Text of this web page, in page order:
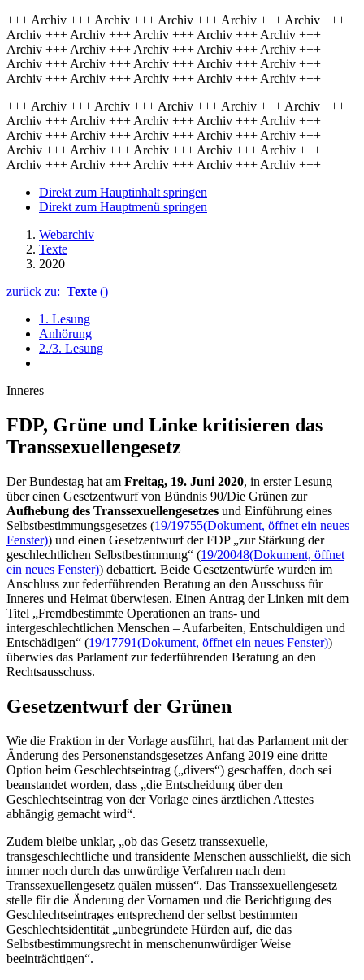
+++ Archiv +++ Archiv +++ Archiv +++ Archiv +++ Archiv +++
Archiv +++ Archiv +++ Archiv +++ Archiv +++ Archiv +++
Archiv +++ Archiv +++ Archiv +++ Archiv +++ Archiv +++
Archiv +++ Archiv +++ Archiv +++ Archiv +++ Archiv +++
Archiv +++ Archiv +++ Archiv +++ Archiv +++ Archiv +++
+++ Archiv +++ Archiv +++ Archiv +++ Archiv +++ Archiv +++
Archiv +++ Archiv +++ Archiv +++ Archiv +++ Archiv +++
Archiv +++ Archiv +++ Archiv +++ Archiv +++ Archiv +++
Archiv +++ Archiv +++ Archiv +++ Archiv +++ Archiv +++
Archiv +++ Archiv +++ Archiv +++ Archiv +++ Archiv +++
Direkt zum Hauptinhalt springen
Direkt zum Hauptmenü springen
Webarchiv
Texte
2020
zurück zu: Texte ()
1. Lesung
Anhörung
2./3. Lesung
Inneres
FDP, Grüne und Linke kritisieren das
Trans­sexuellen­gesetz
Der Bundestag hat am Freitag, 19. Juni 2020, in erster Lesung
über einen Gesetzentwurf von Bündnis 90/Die Grünen zur
Aufhebung des Transsexuellengesetzes und Einführung eines
Selbstbestimmungsgesetzes (19/19755(Dokument, öffnet ein neues
Fenster)) und einen Gesetzentwurf der FDP „zur Stärkung der
geschlechtlichen Selbstbestimmung“ (19/20048(Dokument, öffnet
ein neues Fenster)) debattiert. Beide Gesetzentwürfe wurden im
Anschluss zur federführenden Beratung an den Ausschuss für
Inneres und Heimat überwiesen. Einen Antrag der Linken mit dem
Titel „Fremdbestimmte Operationen an trans- und
intergeschlechtlichen Menschen – Aufarbeiten, Entschuldigen und
Entschädigen“ (19/17791(Dokument, öffnet ein neues Fenster))
überwies das Parlament zur federführenden Beratung an den
Rechtsausschuss.
Gesetzentwurf der Grünen
Wie die Fraktion in der Vorlage ausführt, hat das Parlament mit der
Änderung des Personenstandsgesetzes Anfang 2019 eine dritte
Option beim Geschlechtseintrag („divers“) geschaffen, doch sei
beanstandet worden, dass „die Entscheidung über den
Geschlechtseintrag von der Vorlage eines ärztlichen Attestes
abhängig gemacht wird“.
Zudem bleibe unklar, „ob das Gesetz transsexuelle,
transgeschlechtliche und transidente Menschen ausschließt, die sich
immer noch durch das unwürdige Verfahren nach dem
Transsexuellengesetz quälen müssen“. Das Transsexuellengesetz
stelle für die Änderung der Vornamen und die Berichtigung des
Geschlechtseintrages entsprechend der selbst bestimmten
Geschlechtsidentität „unbegründete Hürden auf, die das
Selbstbestimmungsrecht in menschenunwürdiger Weise
beeinträchtigen“.